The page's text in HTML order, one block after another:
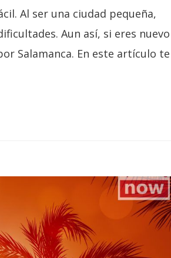
Al ser una ciudad pequeña,
Aun así, si eres nuevo
Salamanca. En este artículo te